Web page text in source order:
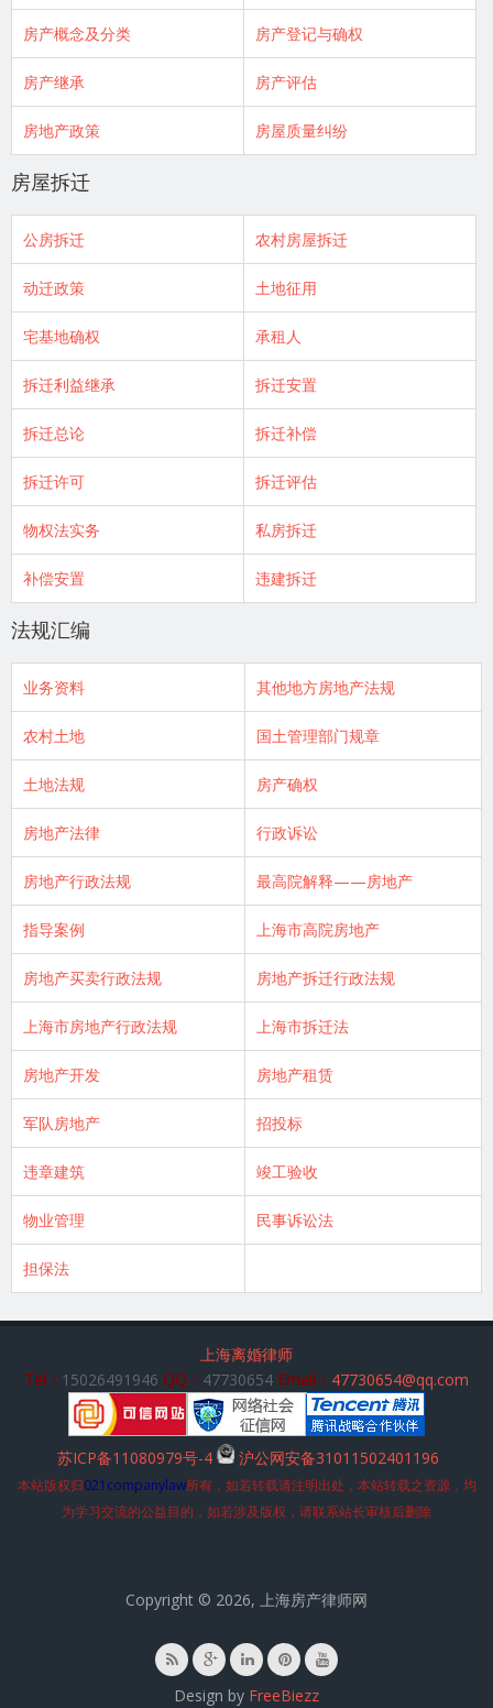
房产概念及分类 房产登记与确权
房产继承 房产评估
房地产政策 房屋质量纠纷
房屋拆迁
公房拆迁 农村房屋拆迁
动迁政策 土地征用
宅基地确权 承租人
拆迁利益继承 拆迁安置
拆迁总论 拆迁补偿
拆迁许可 拆迁评估
物权法实务 私房拆迁
补偿安置 违建拆迁
法规汇编
业务资料 其他地方房地产法规
农村土地 国土管理部门规章
土地法规 房产确权
房地产法律 行政诉讼
房地产行政法规 最高院解释——房地产
指导案例 上海市高院房地产
房地产买卖行政法规 房地产拆迁行政法规
上海市房地产行政法规 上海市拆迁法
房地产开发 房地产租赁
军队房地产 招投标
违章建筑 竣工验收
物业管理 民事诉讼法
担保法
上海离婚律师
Tel： 15026491946 QQ： 47730654 Email： 47730654@qq.com
苏ICP备11080979号-4 沪公网安备31011502401196
本站版权归021companylaw所有，如若转载请注明出处，本站转载之资源，均
为学习交流的公益目的，如若涉及版权，请联系站长审核后删除
Copyright © 2026, 上海房产律师网
Design by FreeBiezz